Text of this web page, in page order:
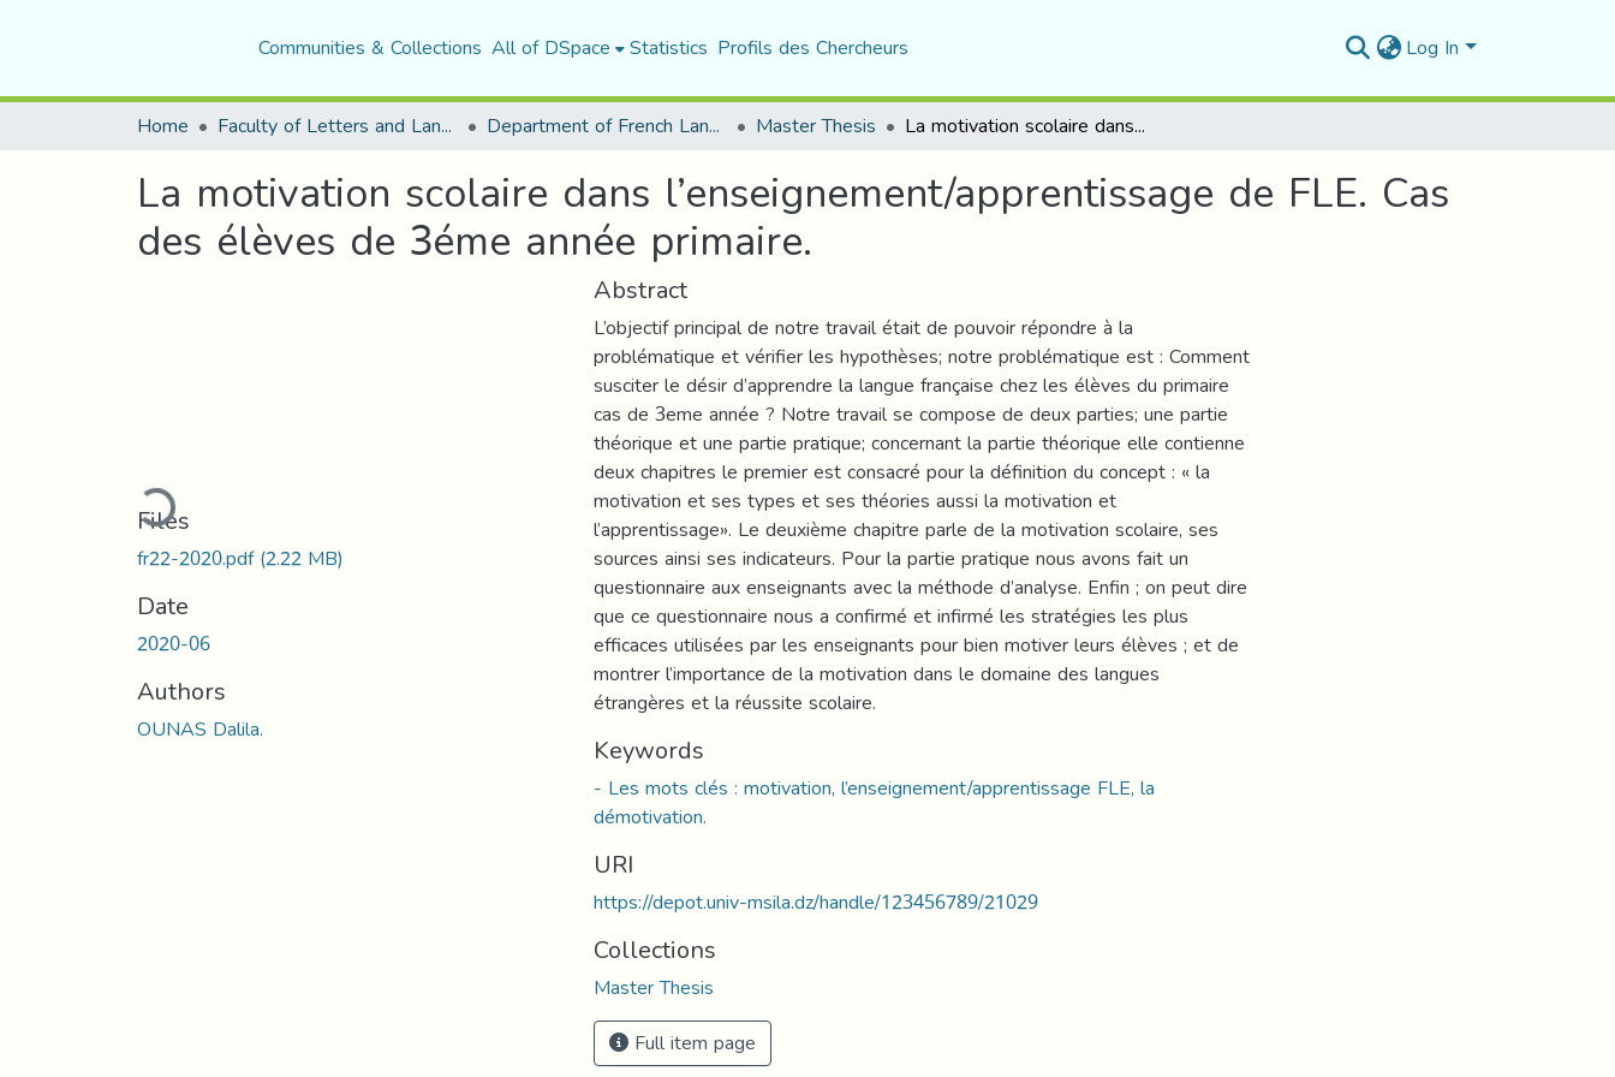
Communities & Collections All of DSpace Statistics Profils des Chercheurs Log In
Home Faculty of Letters and Languages Department of French Language and Literature Master Thesis La motivation scolaire dans l’enseignement/apprentissage de FLE. Cas des élèves de 3éme année primaire.
La motivation scolaire dans l’enseignement/apprentissage de FLE. Cas
des élèves de 3éme année primaire.
Loading...
Files
fr22-2020.pdf(2.22 MB)
Date
2020-06
Authors
OUNAS Dalila.
Abstract
L’objectif principal de notre travail était de pouvoir répondre à la
problématique et vérifier les hypothèses; notre problématique est : Comment
susciter le désir d’apprendre la langue française chez les élèves du primaire
cas de 3eme année ? Notre travail se compose de deux parties; une partie
théorique et une partie pratique; concernant la partie théorique elle contienne
deux chapitres le premier est consacré pour la définition du concept : « la
motivation et ses types et ses théories aussi la motivation et
l’apprentissage». Le deuxième chapitre parle de la motivation scolaire, ses
sources ainsi ses indicateurs. Pour la partie pratique nous avons fait un
questionnaire aux enseignants avec la méthode d’analyse. Enfin ; on peut dire
que ce questionnaire nous a confirmé et infirmé les stratégies les plus
efficaces utilisées par les enseignants pour bien motiver leurs élèves ; et de
montrer l’importance de la motivation dans le domaine des langues
étrangères et la réussite scolaire.
Keywords
- Les mots clés : motivation, l’enseignement/apprentissage FLE, la
démotivation.
URI
https://depot.univ-msila.dz/handle/123456789/21029
Collections
Master Thesis
Full item page